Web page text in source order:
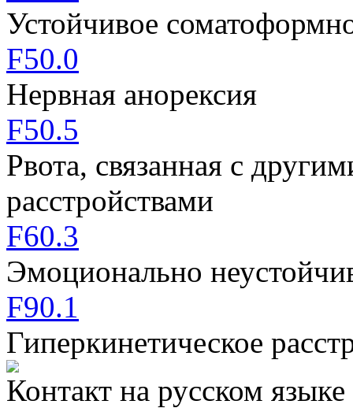
Устойчивое
F50.0
Нервная анорексия
F50.5
Рвота, связанная с
расстройствами
F60.3
Эмоционально
F90.1
Гиперкинетическое
Контакт на русском